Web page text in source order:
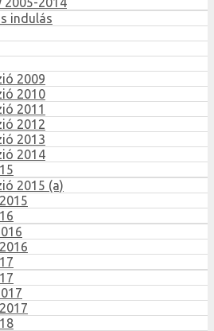
indulás
2009
2010
2011
2012
2013
2014
2015 (a)